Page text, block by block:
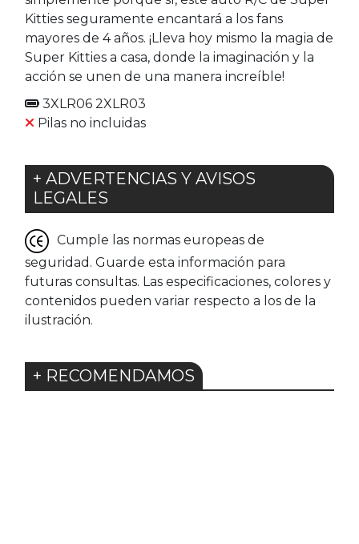
Kitties seguramente encantará a los fans
mayores de 4 años. ¡Lleva hoy mismo la magia de
Super Kitties a casa, donde la imaginación y la
acción se unen de una manera increíble!
3XLR06 2XLR03
Pilas no incluidas
+ ADVERTENCIAS Y AVISOS
LEGALES
Cumple las normas europeas de
seguridad. Guarde esta información para
futuras consultas. Las especificaciones, colores y
contenidos pueden variar respecto a los de la
ilustración.
+ RECOMENDAMOS